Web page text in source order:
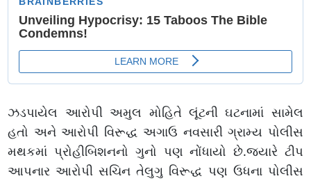
ઝડપાયેલ આરોપી અમુલ મોહિતે લૂંટની ઘટનામાં સામેલ
હતો અને આરોપી વિરૂદ્ધ અગાઉ નવસારી ગ્રામ્ય પોલીસ
મથકમાં પ્રોહીબિશનનો ગુનો પણ નોંધાયો છે.જ્યારે ટીપ
આપનાર આરોપી સચિન તેલુગુ વિરૂદ્ધ પણ ઉધના પોલીસ